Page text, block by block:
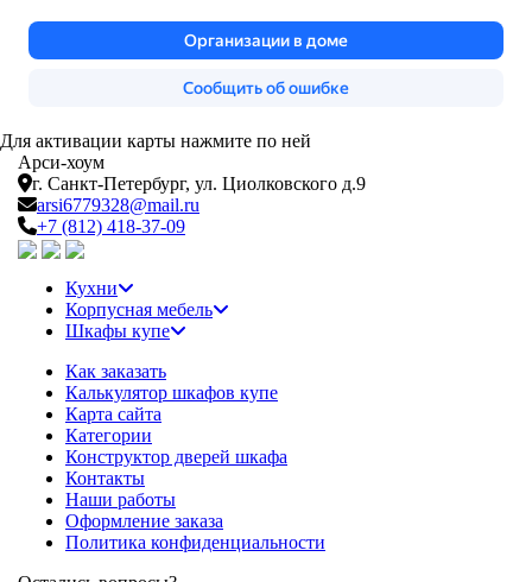
Для активации карты нажмите по ней
Арси-хоум
г. Санкт-Петербург, ул. Циолковского д.9
arsi6779328@mail.ru
+7 (812) 418-37-09
Кухни
Корпусная мебель
Шкафы купе
Как заказать
Калькулятор шкафов купе
Карта сайта
Категории
Конструктор дверей шкафа
Контакты
Наши работы
Оформление заказа
Политика конфиденциальности